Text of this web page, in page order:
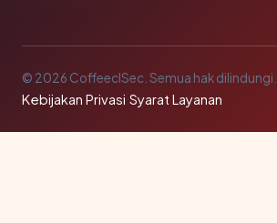
© 2026 CoffeeclSec. Semua hak dilindungi.
Kebijakan Privasi·Syarat Layanan